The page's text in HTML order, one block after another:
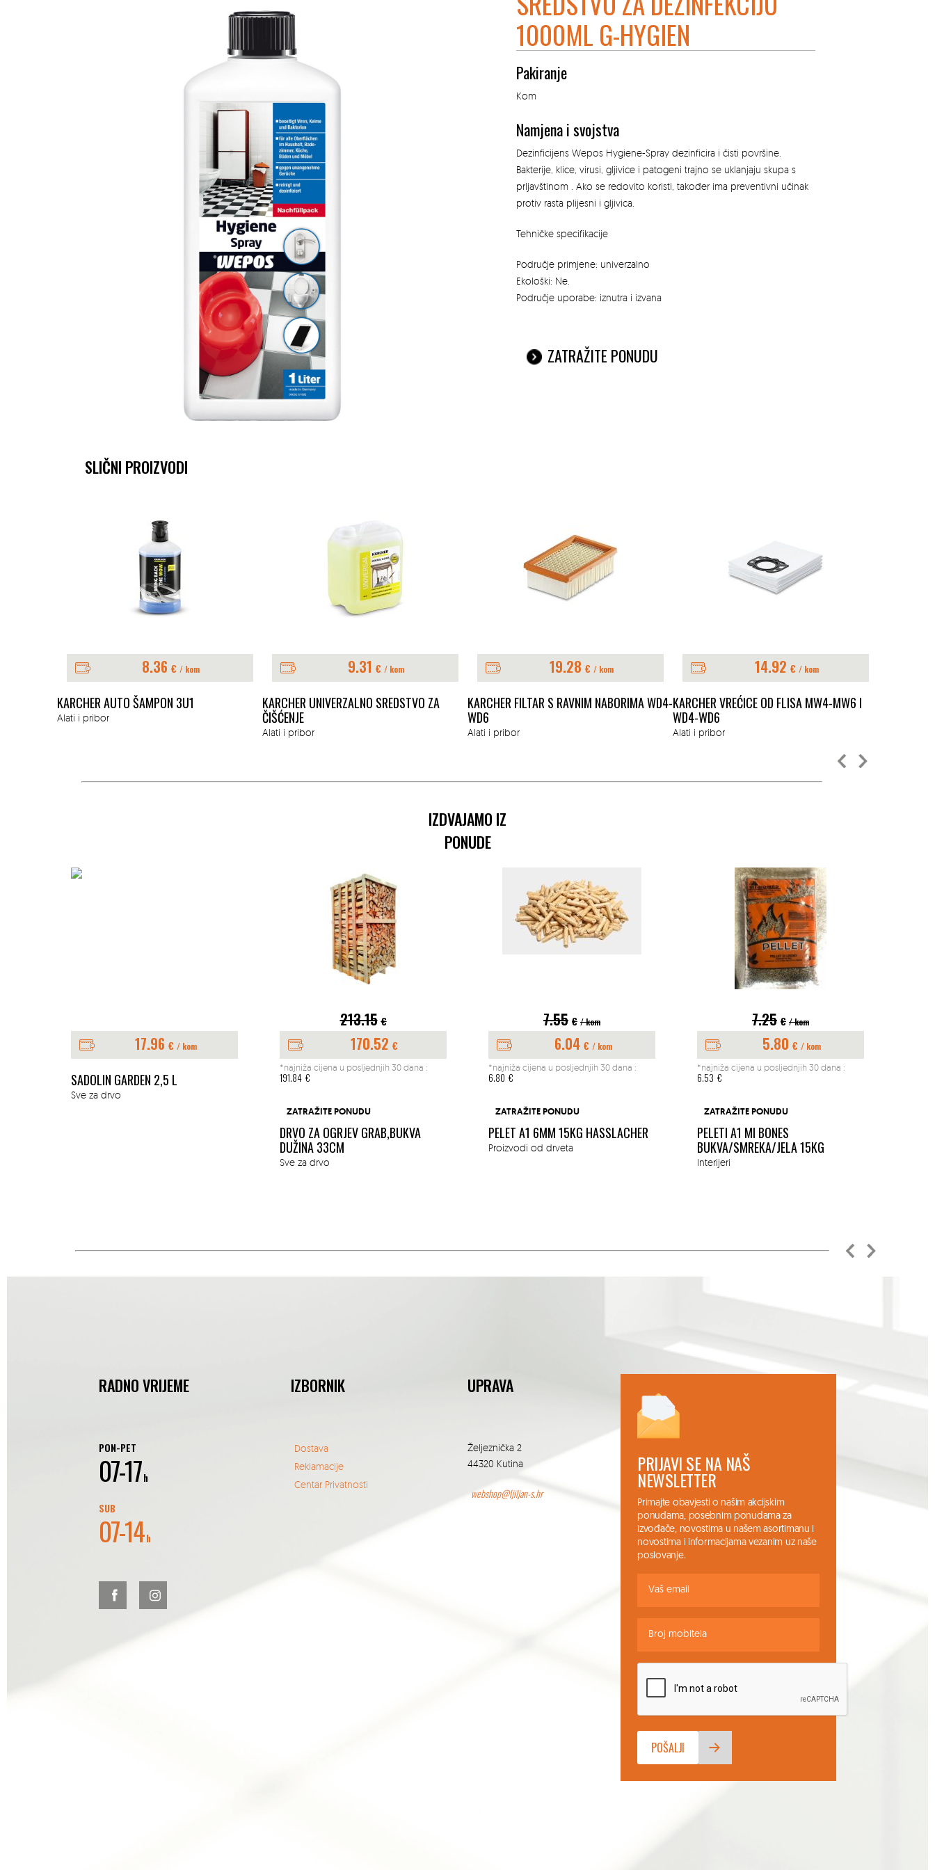
1000ML G-HYGIEN
Pakiranje
Kom
Namjena i svojstva
Dezinficijens Wepos Hygiene-Spray dezinficira i čisti površine.
Bakterije, klice, virusi, gljivice i patogeni trajno se uklanjaju skupa s
prljavštinom . Ako se redovito koristi, također ima preventivni učinak
protiv rasta plijesni i gljivica.
Tehničke specifikacije
Područje primjene: univerzalno
Ekološki: Ne.
Područje uporabe: iznutra i izvana
ZATRAŽITE PONUDU
SLIČNI PROIZVODI
8.36 € / kom
KARCHER AUTO ŠAMPON 3U1
Alati i pribor
9.31 € / kom
KARCHER UNIVERZALNO SREDSTVO ZA
ČIŠĆENJE
Alati i pribor
19.28 € / kom
KARCHER FILTAR S RAVNIM NABORIMA WD4-
WD6
Alati i pribor
14.92 € / kom
KARCHER VREĆICE OD FLISA MW4-MW6 I
WD4-WD6
Alati i pribor
IZDVAJAMO IZ
PONUDE
17.96 € / kom
SADOLIN GARDEN 2,5 L
Sve za drvo
213.15 €
170.52 €
*najniža cijena u posljednjih 30 dana :
191.84 €
ZATRAŽITE PONUDU
DRVO ZA OGRJEV GRAB,BUKVA
DUŽINA 33CM
Sve za drvo
7.55 € / kom
6.04 € / kom
*najniža cijena u posljednjih 30 dana :
6.80 €
ZATRAŽITE PONUDU
PELET A1 6MM 15KG HASSLACHER
Proizvodi od drveta
7.25 € / kom
5.80 € / kom
*najniža cijena u posljednjih 30 dana :
6.53 €
ZATRAŽITE PONUDU
PELETI A1 MI BONES
BUKVA/SMREKA/JELA 15KG
Interijeri
RADNO VRIJEME
PON-PET
07-17h
SUB
07-14h
IZBORNIK
Dostava
Reklamacije
Centar Privatnosti
UPRAVA
Željeznička 2
44320 Kutina
webshop@ljiljan-s.hr
PRIJAVI SE NA NAŠ
NEWSLETTER
Primajte obavjesti o našim akcijskim
ponudama, posebnim ponudama za
izvođače, novostima u našem asortimanu i
novostima i informacijama vezanim uz naše
poslovanje.